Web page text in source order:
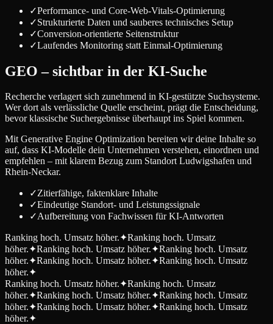
✓Performance- und Core-Web-Vitals-Optimierung
✓Strukturierte Daten und sauberes technisches Setup
✓Conversion-orientierte Seitenstruktur
✓Laufendes Monitoring statt Einmal-Optimierung
GEO – sichtbar in der KI-Suche
Recherche verlagert sich zunehmend in KI-gestützte Suchsysteme.
Wer dort als verlässliche Quelle erscheint, prägt die Entscheidung,
bevor klassische Suchergebnisse überhaupt ins Spiel kommen.
Mit Generative Engine Optimization bereiten wir deine Inhalte so
auf, dass KI-Modelle dein Unternehmen verstehen, einordnen und
empfehlen – mit klarem Bezug zum Standort Ludwigshafen und
Rhein-Neckar.
✓Zitierfähige, faktenklare Inhalte
✓Eindeutige Standort- und Leistungssignale
✓Aufbereitung von Fachwissen für KI-Antworten
Ranking hoch. Umsatz höher.✦Ranking hoch. Umsatz
höher.✦Ranking hoch. Umsatz höher.✦Ranking hoch. Umsatz
höher.✦Ranking hoch. Umsatz höher.✦Ranking hoch. Umsatz
höher.✦
Ranking hoch. Umsatz höher.✦Ranking hoch. Umsatz
höher.✦Ranking hoch. Umsatz höher.✦Ranking hoch. Umsatz
höher.✦Ranking hoch. Umsatz höher.✦Ranking hoch. Umsatz
höher.✦